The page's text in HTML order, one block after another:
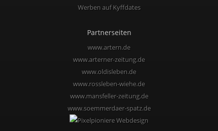
Werben auf Kyffdates
Partnerseiten
www.artern.de
www.arterner-zeitung.de
www.oldisleben.de
www.rossleben-wiehe.de
www.mansfeller-zeitung.de
www.soemmerdaer-spatz.de